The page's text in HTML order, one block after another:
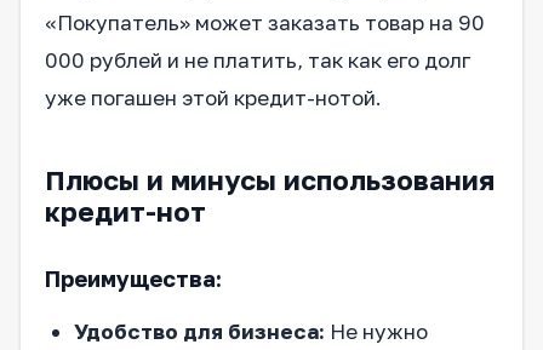
«Покупатель» может заказать товар на 90
000 рублей и не платить, так как его долг
уже погашен этой кредит-нотой.
Плюсы и минусы использования
кредит-нот
Преимущества:
Удобство для бизнеса: Не нужно